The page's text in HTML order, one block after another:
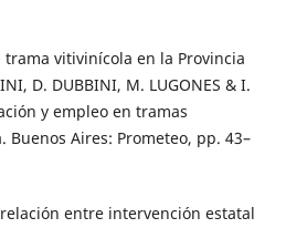
trama vitivinícola en la Provincia
D. DUBBINI, M. LUGONES & I.
y empleo en tramas
Aires: Prometeo, pp. 43–
relación entre intervención estatal